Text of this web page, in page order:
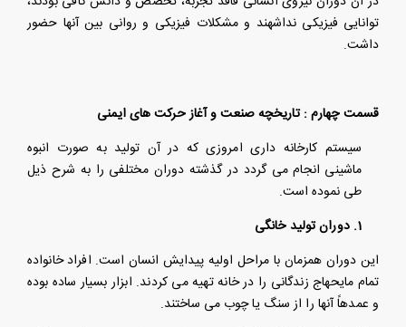
توانایی فیزیکی نداشهند و مشکلات فیزیکی و روانی بین آنها حضور
داشت.
قسمت چهارم : تاریخچه صنعت و آغاز حرکت های ایمنی
سیستم کارخانه داری امروزی که در آن تولید به صورت انبوه
ماشینی انجام می گردد در گذشته دوران مختلفی را به شرح ذیل
طی نموده است.
این دوران همزمان با مراحل اولیه پیدایش انسان است. افراد خانواده
تمام مایحهاج زندگانی را در خانه تهیه می کردند. ابزار بسیار ساده بوده
و عمدهاً آنها را از سنگ یا چوب می ساختند.